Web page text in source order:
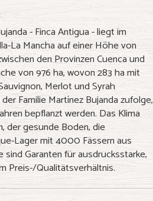
- Finca Antigua - liegt im
La Mancha auf einer Höhe von
den Provinzen Cuenca und
von 976 ha, wovon 283 ha mit
Merlot und Syrah
Familie Martínez Bujanda zufolge,
bepflanzt werden. Das Klima
der gesunde Boden, die
Lager mit 4000 Fässern aus
Garanten für ausdrucksstarke,
Preis-/Qualitätsverhältnis.